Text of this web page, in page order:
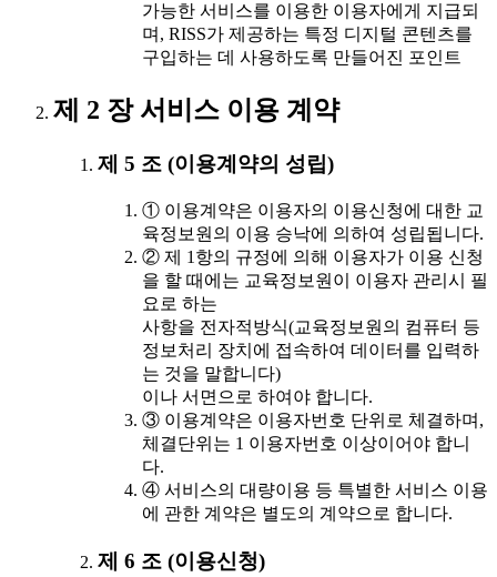
가능한 서비스를 이용한 이용자에게 지급되
며, RISS가 제공하는 특정 디지털 콘텐츠를
구입하는 데 사용하도록 만들어진 포인트
제 2 장 서비스 이용 계약
제 5 조 (이용계약의 성립)
① 이용계약은 이용자의 이용신청에 대한 교
육정보원의 이용 승낙에 의하여 성립됩니다.
② 제 1항의 규정에 의해 이용자가 이용 신청
을 할 때에는 교육정보원이 이용자 관리시 필
요로 하는
사항을 전자적방식(교육정보원의 컴퓨터 등
정보처리 장치에 접속하여 데이터를 입력하
는 것을 말합니다)
이나 서면으로 하여야 합니다.
③ 이용계약은 이용자번호 단위로 체결하며,
체결단위는 1 이용자번호 이상이어야 합니
다.
④ 서비스의 대량이용 등 특별한 서비스 이용
에 관한 계약은 별도의 계약으로 합니다.
제 6 조 (이용신청)